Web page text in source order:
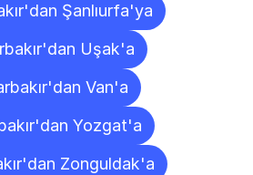
Şanlıurfa'ya
Uşak'a
Van'a
Yozgat'a
Zonguldak'a